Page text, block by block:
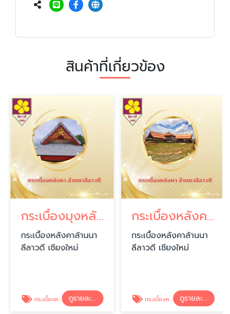
สินค้าที่เกี่ยวข้อง
กระเบื้องมุงหลังคา เชียงใหม่
กระเบื้องหลังคาล้านนา
ลีลาวดี เชียงใหม่
กระเบื้องหลังคา ดูรายละเอียด
กระเบื้องหลังคาดินเผา เชียงใหม่
กระเบื้องหลังคาล้านนา
ลีลาวดี เชียงใหม่
กระเบื้องหลังคา ดูรายละเอียด